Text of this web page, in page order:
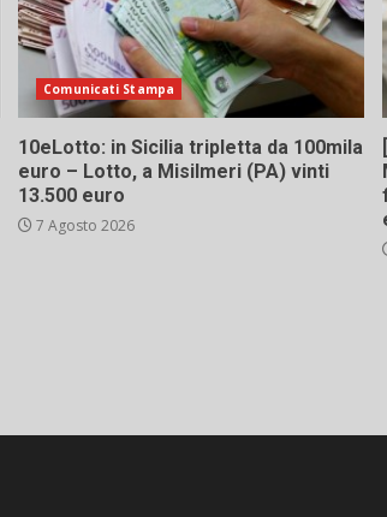
Comunicati Stampa
10eLotto: in Sicilia tripletta da 100mila
euro – Lotto, a Misilmeri (PA) vinti
13.500 euro
7 Agosto 2026